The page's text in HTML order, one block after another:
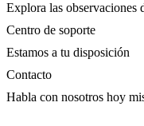
Explora las observaciones
Centro de soporte
Estamos a tu disposición
Contacto
Habla con nosotros hoy